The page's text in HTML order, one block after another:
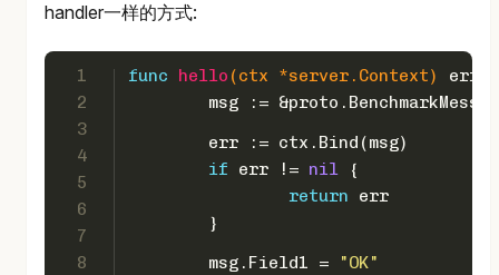
handler一样的方式:
1
2
3
4
5
6
7
8
func hello (ctx *server.Context)
error
msg :=
	err := ctx.Bind(msg)
if err != nil {
return err
	}
	msg.Field1 =
"OK"